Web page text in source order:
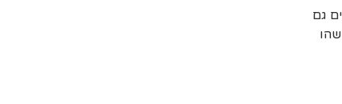
גם